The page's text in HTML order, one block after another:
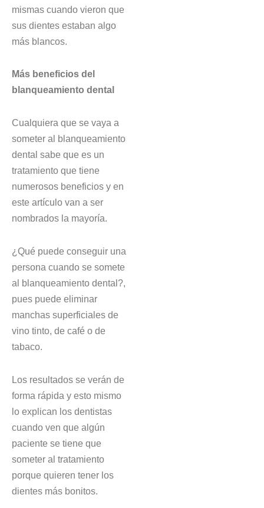
mismas cuando vieron que
sus dientes estaban algo
más blancos.
Más beneficios del
blanqueamiento dental
Cualquiera que se vaya a
someter al blanqueamiento
dental sabe que es un
tratamiento que tiene
numerosos beneficios y en
este artículo van a ser
nombrados la mayoría.
¿Qué puede conseguir una
persona cuando se somete
al blanqueamiento dental?,
pues puede eliminar
manchas superficiales de
vino tinto, de café o de
tabaco.
Los resultados se verán de
forma rápida y esto mismo
lo explican los dentistas
cuando ven que algún
paciente se tiene que
someter al tratamiento
porque quieren tener los
dientes más bonitos.